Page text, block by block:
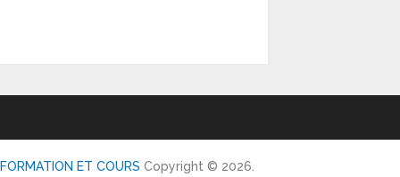
FORMATION ET COURS Copyright © 2026.